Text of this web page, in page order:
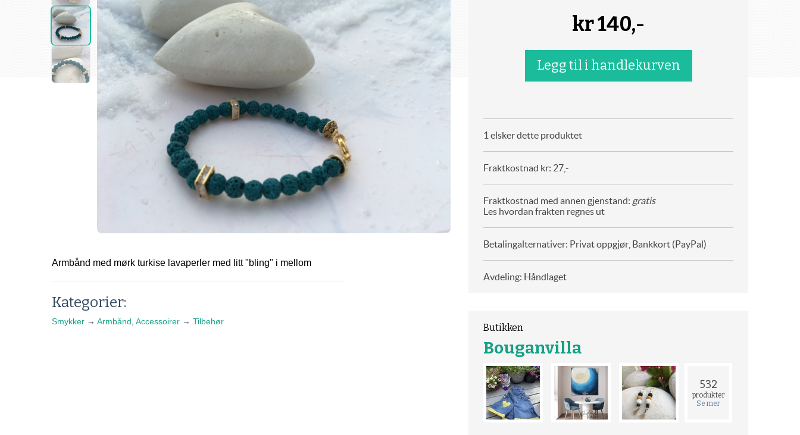
Armbånd med mørk turkise lavaperler med litt "bling" i mellom
Kategorier:
Smykker → Armbånd Accessoirer → Tilbehør
kr140,-
1 elsker dette produktet
Fraktkostnad kr: 27,-
Fraktkostnad med annen gjenstand: gratis
Les hvordan frakten regnes ut
Betalingalternativer: Privat oppgjør, Bankkort (PayPal)
Avdeling: Håndlaget
Butikken
Bouganvilla
532
produkter
Se mer